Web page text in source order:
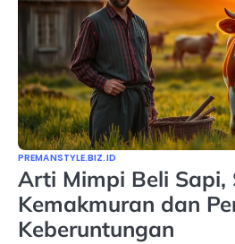
PREMANSTYLE.BIZ.ID
Arti Mimpi Beli Sapi,
Kemakmuran dan
Keberuntungan